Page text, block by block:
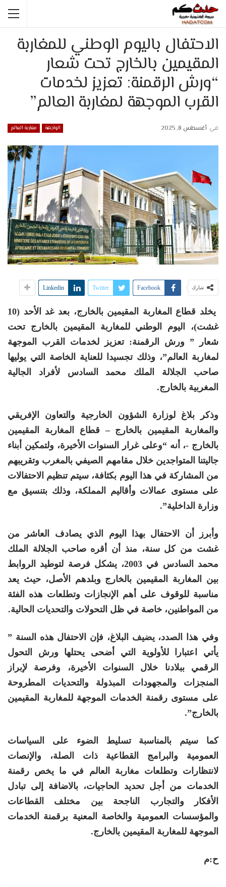
الاحتفال باليوم الوطني للمغاربة
المقيمين بالخارج تحت شعار
“ورش الرقمنة: تعزيز لخدمات
القرب الموجهة لمغاربة العالم”
الواجهة مغاربة العالم في أغسطس 8, 2025
شارك Facebook
Twitter
Linkedin
يخلد قطاع المغاربة المقيمين بالخارج، بعد غد الأحد (10
غشت)، اليوم الوطني للمغاربة المقيمين بالخارج تحت
شعار ” ورش الرقمنة: تعزيز لخدمات القرب الموجهة
لمغاربة العالم”، وذلك تجسيدا للعناية الخاصة التي يوليها
صاحب الجلالة الملك محمد السادس لأفراد الجالية
المغربية بالخارج.
وذكر بلاغ لوزارة الشؤون الخارجية والتعاون الإفريقي
والمغاربة المقيمين بالخارج – قطاع المغاربة المقيمين
بالخارج -، أنه “وعلى غرار السنوات الأخيرة، ولتمكين أبناء
جاليتنا المتواجدين خلال مقامهم الصيفي بالمغرب وتقريبهم
من المشاركة في هذا اليوم بكثافة، سيتم تنظيم الاحتفالات
على مستوى عمالات وأقاليم المملكة، وذلك بتنسيق مع
وزارة الداخلية”.
وأبرز أن الاحتفال بهذا اليوم الذي يصادف العاشر من
غشت من كل سنة، منذ أن أقره صاحب الجلالة الملك
محمد السادس في 2003، يشكل فرصة لتوطيد الروابط
بين المغاربة المقيمين بالخارج وبلدهم الأصل، حيث يعد
مناسبة للوقوف على
أهم الإنجازات وتطلعات هذه الفئة
من المواطنين، خاصة في ظل التحولات والتحديات الحالية.
وفي هذا الصدد، يضيف البلاغ، فإن الاحتفال هذه السنة ”
يأتي اعتبارا للأولوية التي أضحى يحتلها ورش التحول
الرقمي ببلادنا خلال السنوات الأخيرة، وفرصة لإبراز
المنجزات والمجهودات المبذولة والتحديات المطروحة
على مستوى رقمنة الخدمات الموجهة للمغاربة المقيمين
بالخارج”.
كما سيتم بالمناسبة تسليط الضوء على السياسات
العمومية والبرامج القطاعية ذات الصلة، والإنصات
لانتظارات وتطلعات مغاربة العالم في ما يخص رقمنة
الخدمات من أجل تحديد الحاجيات، بالاضافة إلى تبادل
الأفكار والتجارب الناجحة بين مختلف القطاعات
والمؤسسات العمومية والخاصة المعنية برقمنة الخدمات
الموجهة للمغاربة المقيمين بالخارج.
ح:م